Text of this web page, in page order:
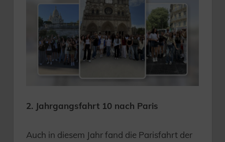
2. Jahrgangsfahrt 10 nach Paris
Auch in diesem Jahr fand die Parisfahrt der